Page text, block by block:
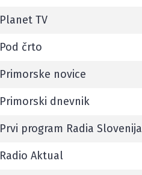
Planet TV
Pod črto
Primorske novice
Primorski dnevnik
Prvi program Radia Slovenija
Radio Aktual